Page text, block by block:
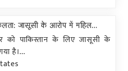
जासूसी के आरोप में महिल...
को पाकिस्तान के लिए जासूसी के
है।...